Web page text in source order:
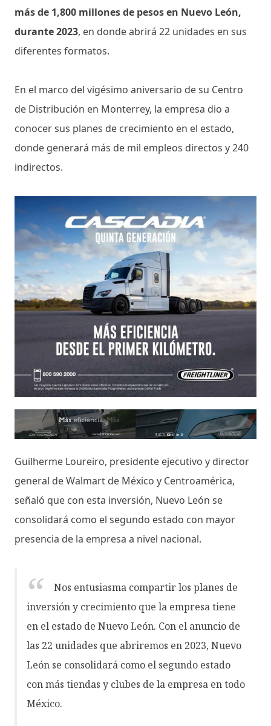
más de 1,800 millones de pesos en Nuevo León,
durante 2023, en donde abrirá 22 unidades en sus
diferentes formatos.
En el marco del vigésimo aniversario de su Centro
de Distribución en Monterrey, la empresa dio a
conocer sus planes de crecimiento en el estado,
donde generará más de mil empleos directos y 240
indirectos.
Guilherme Loureiro, presidente ejecutivo y director
general de Walmart de México y Centroamérica,
señaló que con esta inversión, Nuevo León se
consolidará como el segundo estado con mayor
presencia de la empresa a nivel nacional.
Nos entusiasma compartir los planes de
inversión y crecimiento que la empresa tiene
en el estado de Nuevo León. Con el anuncio de
las 22 unidades que abriremos en 2023, Nuevo
León se consolidará como el segundo estado
con más tiendas y clubes de la empresa en todo
México.